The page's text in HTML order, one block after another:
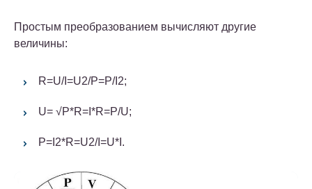
Простым преобразованием вычисляют другие
величины:
R=U/I=U2/P=P/I2;
U= √P*R=I*R=P/U;
P=I2*R=U2/I=U*I.